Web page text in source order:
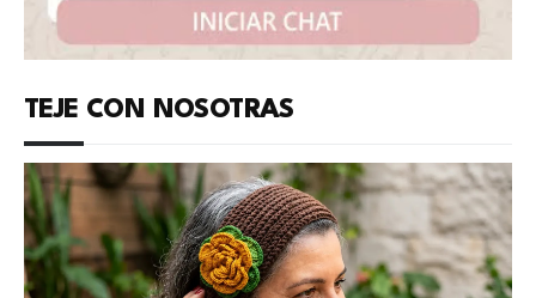
TEJE CON NOSOTRAS